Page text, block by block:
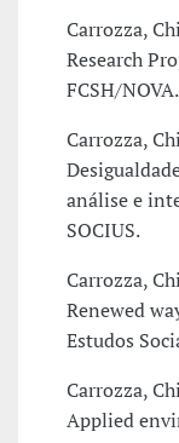
Carrozza,
Research
FCSH/NOVA.
Carrozza,
análise e
SOCIUS.
Carrozza,
Renewed
Estudos
Carrozza,
Applied